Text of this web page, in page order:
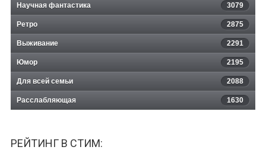
Научная фантастика 3079
Ретро 2875
Выживание 2291
Юмор 2195
Для всей семьи 2088
Расслабляющая 1630
РЕЙТИНГ В СТИМ: